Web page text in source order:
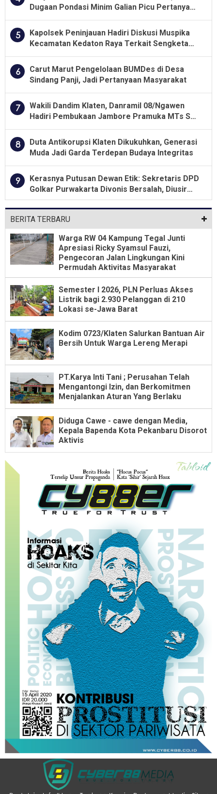
Dugaan Pondasi Minim Galian Picu Pertanyaan
5
Kapolsek Peninjauan Hadiri Diskusi Muspika
Kecamatan Kedaton Raya Terkait Sengketa
6
Carut Marut Pengelolaan BUMDes di Desa
Sindang Panji, Jadi Pertanyaan Masyarakat
7
Wakili Dandim Klaten, Danramil 08/Ngawen
Hadiri Pembukaan Jambore Pramuka MTs Se-
8
Duta Antikorupsi Klaten Dikukuhkan, Generasi
Muda Jadi Garda Terdepan Budaya Integritas
9
Kerasnya Putusan Dewan Etik: Sekretaris DPD
Golkar Purwakarta Divonis Bersalah, Diusir
Dari Jabatan Selama Empat Tahun
BERITA TERBARU
Warga RW 04 Kampung Tegal Junti
Apresiasi Ricky Syamsul Fauzi,
Pengecoran Jalan Lingkungan Kini
Permudah Aktivitas Masyarakat
Semester I 2026, PLN Perluas Akses
Listrik bagi 2.930 Pelanggan di 210
Lokasi se-Jawa Barat
Kodim 0723/Klaten Salurkan Bantuan Air
Bersih Untuk Warga Lereng Merapi
PT.Karya Inti Tani ; Perusahan Telah
Mengantongi Izin, dan Berkomitmen
Menjalankan Aturan Yang Berlaku
Diduga Cawe - cawe dengan Media,
Kepala Bapenda Kota Pekanbaru Disorot
Aktivis